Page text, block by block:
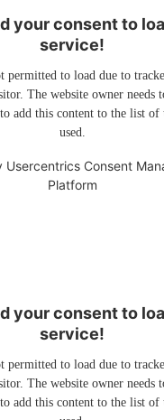
your consent to
service!
permitted to load due to
The website owner needs
add this content to the list of
used.
Usercentrics Consent
Platform
your consent to
service!
permitted to load due to
The website owner needs
add this content to the list of